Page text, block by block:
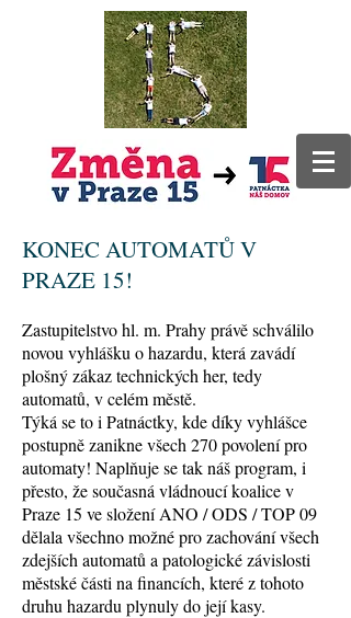
KONEC AUTOMATŮ V
PRAZE 15!
Zastupitelstvo hl. m. Prahy právě schválilo
novou vyhlášku o hazardu, která zavádí
plošný zákaz technických her, tedy
automatů, v celém městě.
Týká se to i Patnáctky, kde díky vyhlášce
postupně zanikne všech 270 povolení pro
automaty! Naplňuje se tak náš program, i
přesto, že současná vládnoucí koalice v
Praze 15 ve složení ANO / ODS / TOP 09
dělala všechno možné pro zachování všech
zdejších automatů a patologické závislosti
městské části na financích, které z tohoto
druhu hazardu plynuly do její kasy.